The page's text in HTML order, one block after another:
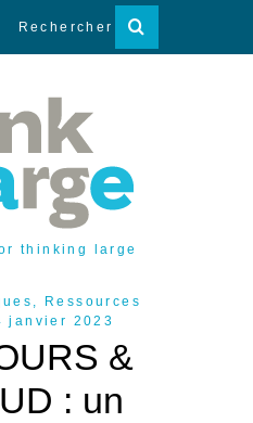
thinking large
,
Ressources
janvier 2023
&
: un